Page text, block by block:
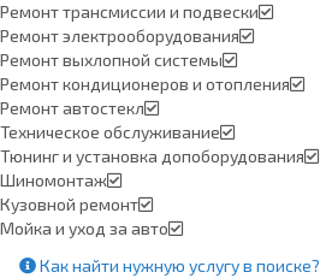
Ремонт трансмиссии и подвески
Ремонт электрооборудования
Ремонт выхлопной системы
Ремонт кондиционеров и отопления
Ремонт автостекл
Техническое обслуживание
Тюнинг и установка допоборудования
Шиномонтаж
Кузовной ремонт
Мойка и уход за авто
Как найти нужную услугу в поиске?